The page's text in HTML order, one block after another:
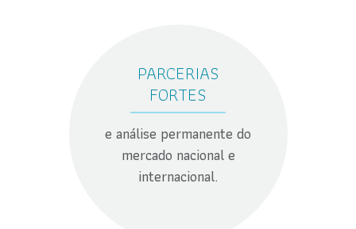
PARCERIAS
FORTES
e análise permanente do
mercado nacional e
internacional.